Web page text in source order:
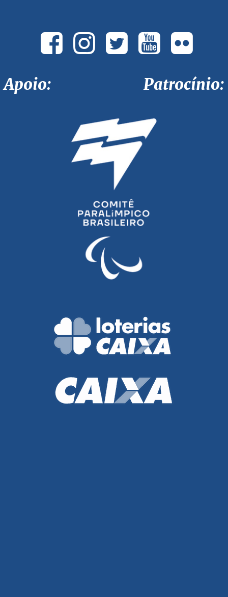
Apoio: Patrocínio: